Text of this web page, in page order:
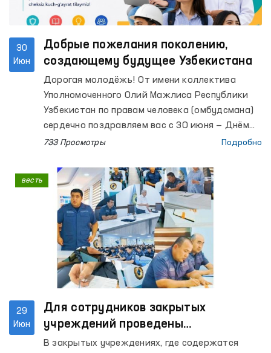
30
Июн
Добрые пожелания поколению,
создающему будущее Узбекистана
Дорогая молодёжь! От имени коллектива
Уполномоченного Олий Мажлиса Республики
Узбекистан по правам человека (омбудсмана)
сердечно поздравляем вас с 30 июня — Днём
молодёжи!
733 Просмотры Подробно
29
Июн
Для сотрудников закрытых
учреждений проведены
мероприятия «Школа Омбудсмана»
В закрытых учреждениях, где содержатся
весть